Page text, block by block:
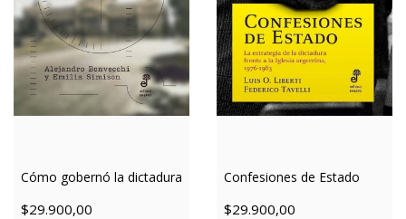
Cómo gobernó la dictadura
$29.900,00
Confesiones de Estado
$29.900,00